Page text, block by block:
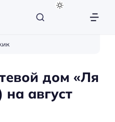
дом «Ля
на август